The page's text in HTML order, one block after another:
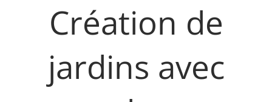
Création de
jardins avec